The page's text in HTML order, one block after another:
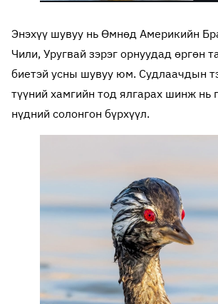
Энэхүү шувуу нь Өмнөд Америкийн
Чили, Уругвай зэрэг орнуудад өргөн
биетэй усны шувуу юм. Судлаачдын
түүний хамгийн тод ялгарах шинж нь
нүдний солонгон бүрхүүл.